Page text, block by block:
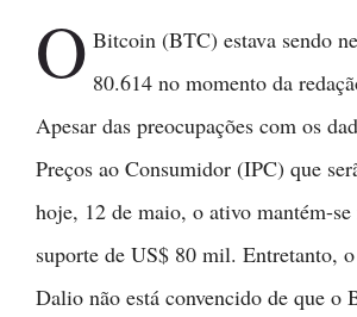
O Bitcoin (BTC) estava sendo
80.614 no momento da
Apesar das preocupações com os
Preços ao Consumidor (IPC) que
hoje, 12 de maio, o ativo mantém-
suporte de US$ 80 mil. Entretanto,
Dalio não está convencido de que o